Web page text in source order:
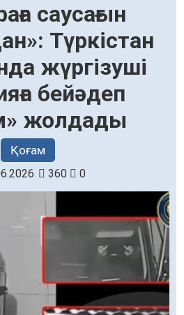
саусағын
Түркістан
жүргізуші
бейәдеп
жолдады
Қоғам
360 0